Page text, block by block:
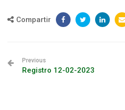
Compartir
Previous
Registro 12-02-2023